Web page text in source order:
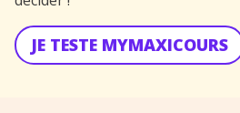
JE TESTE MYMAXICOURS